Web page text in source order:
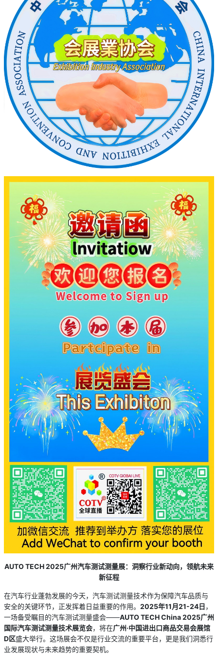
AUTO TECH2025广州汽车测试测量展：洞察行业新动向，领航未来
新征程
在汽车行业蓬勃发展的今天，汽车测试测量技术作为保障汽车品质与
安全的关键环节，正发挥着日益重要的作用。 2025年11月21-24日 ，
一场备受瞩目的汽车测试测量盛会——AUTO TECH China 2025广州
国际汽车测试测量技术展览会，将在广州·中国进出口商品交易会展馆
D区盛大举行。这场展会不仅是行业交流的重要平台，更是我们洞悉行
业发展现状与未来趋势的重要契机。